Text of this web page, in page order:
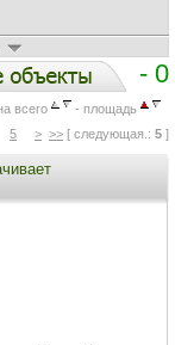
- 0
всего
- площадь
5 > >> [ следующая.: 5 ]